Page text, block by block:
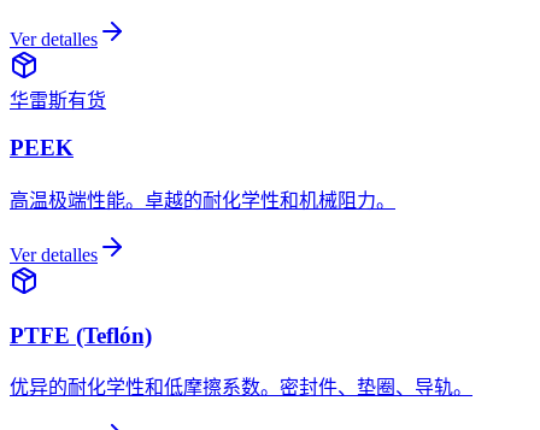
Ver detalles
华雷斯有货
PEEK
高温极端性能。卓越的耐化学性和机械阻力。
Ver detalles
PTFE (Teflón)
优异的耐化学性和低摩擦系数。密封件、垫圈、导轨。